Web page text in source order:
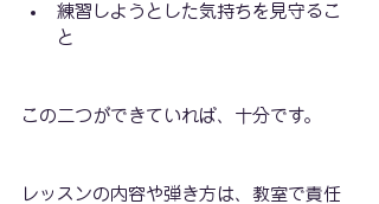
練習しようとした気持ちを見守るこ
と
この二つができていれば、十分です。
レッスンの内容や弾き方は、教室で責任